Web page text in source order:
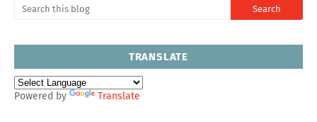
TRANSLATE
Powered by Translate